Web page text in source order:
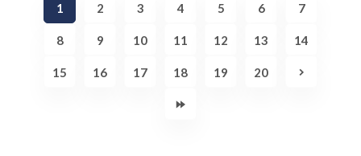
1 2 3 4 5 6 7
8 9 10 11 12 13 14
15 16 17 18 19 20